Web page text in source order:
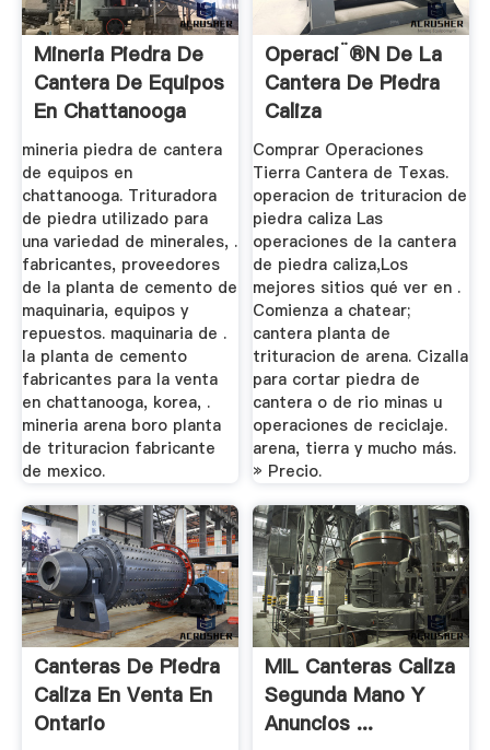
Mineria Piedra De
Cantera De Equipos
En Chattanooga
mineria piedra de cantera
de equipos en
chattanooga. Trituradora
de piedra utilizado para
una variedad de minerales, .
fabricantes, proveedores
de la planta de cemento de
maquinaria, equipos y
repuestos. maquinaria de .
la planta de cemento
fabricantes para la venta
en chattanooga, korea, .
mineria arena boro planta
de trituracion fabricante
de mexico.
Operaci¨®n De La
Cantera De Piedra
Caliza
Comprar Operaciones
Tierra Cantera de Texas.
operacion de trituracion de
piedra caliza Las
operaciones de la cantera
de piedra caliza,Los
mejores sitios qué ver en .
Comienza a chatear;
cantera planta de
trituracion de arena. Cizalla
para cortar piedra de
cantera o de rio minas u
operaciones de reciclaje.
arena, tierra y mucho más.
» Precio.
Canteras De Piedra
Caliza En Venta En
Ontario
MIL Canteras Caliza
Segunda Mano Y
Anuncios ...